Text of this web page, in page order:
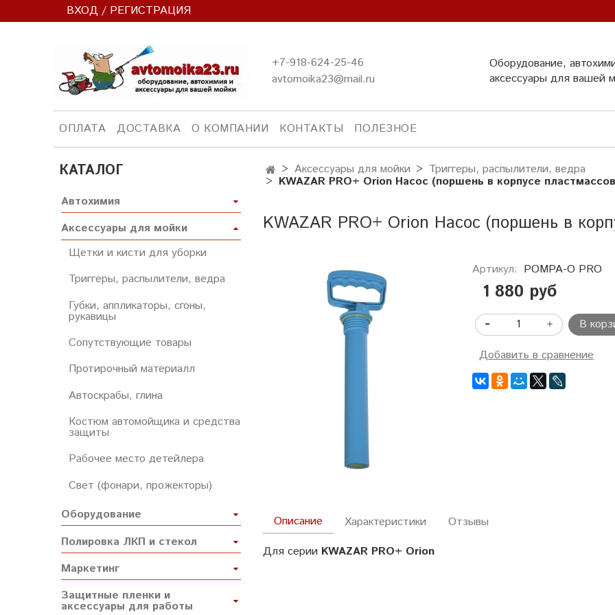
ВХОД / РЕГИСТРАЦИЯ
+7-918-624-25-46
avtomoika23@mail.ru
Оборудование,
аксессуары для вашей
ОПЛАТА ДОСТАВКА О КОМПАНИИ КОНТАКТЫ ПОЛЕЗНОЕ
Аксессуары для мойки Триггеры, распылители, ведра
KWAZAR PRO+ Orion Насос (поршень в корпусе
KWAZAR PRO+ Orion Насос (поршень в
Артикул: POMPA-O PRO
1 880 руб
В
Добавить в сравнение
Описание
Для серии KWAZAR PRO+ Orion
Характеристики Отзывы
КАТАЛОГ
Автохимия
Аксессуары для мойки
Щетки и кисти для уборки
Триггеры, распылители, ведра
Губки, аппликаторы, сгоны,
рукавицы
Сопутствующие товары
Протирочный материалл
Автоскрабы, глина
Костюм автомойщика и средства
защиты
Рабочее место детейлера
Свет (фонари, прожекторы)
Оборудование
Полировка ЛКП и стекол
Маркетинг
Защитные пленки и
аксессуары для работы